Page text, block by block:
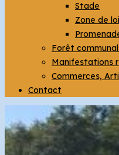
Stade
Zone de
Forêt
Manifestations
Commerces,
Contact